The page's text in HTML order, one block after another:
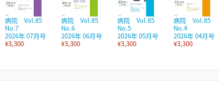
病院 Vol.85
No.7
2026年 07月号
¥3,300
病院 Vol.85
No.6
2026年 06月号
¥3,300
病院 Vol.85
No.5
2026年 05月号
¥3,300
病院 Vol.85
No.4
2026年 04月号
¥3,300